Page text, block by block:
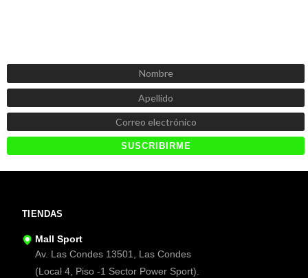
TIENDAS
Mall Sport
Av. Las Condes 13501, Las Condes
(Local 4, Piso -1 Sector Power Sport).